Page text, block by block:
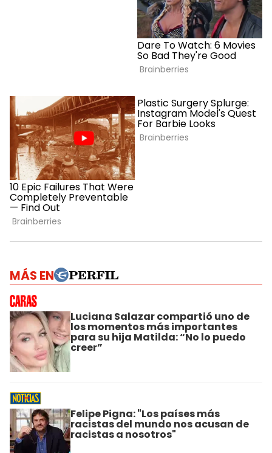
MÁS EN
Luciana Salazar compartió uno de
los momentos más importantes
para su hija Matilda: “No lo puedo
creer”
Felipe Pigna: "Los países más
racistas del mundo nos acusan de
racistas a nosotros"